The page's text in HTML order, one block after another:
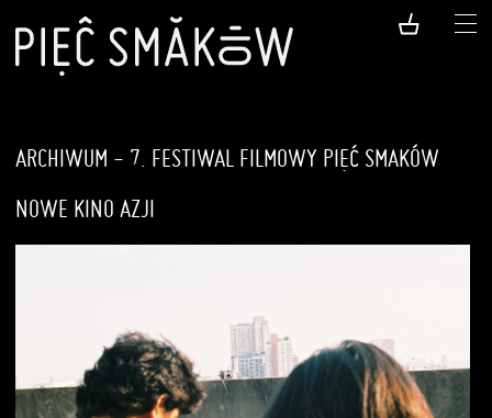
ARCHIWUM - 7. FESTIWAL FILMOWY PIĘĆ SMAKÓW
NOWE KINO AZJI